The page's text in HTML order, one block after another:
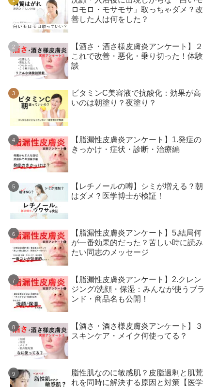
ロモロ・モサモサ」取っちゃダメ？改
善した人は何をした？
【酒さ・酒さ様皮膚炎アンケート】２
これで改善・悪化・乗り切った！体験
談
ビタミンC美容液で抗酸化：効果が高
いのは朝塗り？夜塗り？
【脂漏性皮膚炎アンケート】1.発症の
きっかけ・症状・診断・治療編
【レチノールの噂】シミが増える？朝
はダメ？医学博士が検証！
【脂漏性皮膚炎アンケート】5.結局何
が一番効果的だった？苦しい時に読み
たい同志のメッセージ
【脂漏性皮膚炎アンケート】2.クレン
ジング/洗顔・保湿：みんなが使うブラ
ンド・商品名も公開！
【酒さ・酒さ様皮膚炎アンケート】３
スキンケア・メイク何使ってる？
脂性肌なのに敏感肌？皮脂過剰と肌荒
れを同時に解決する原因と対策【医学